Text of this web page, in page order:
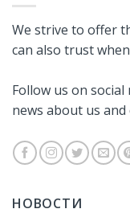
We strive to offer
can also trust
Follow us on
news about us
НОВОСТИ